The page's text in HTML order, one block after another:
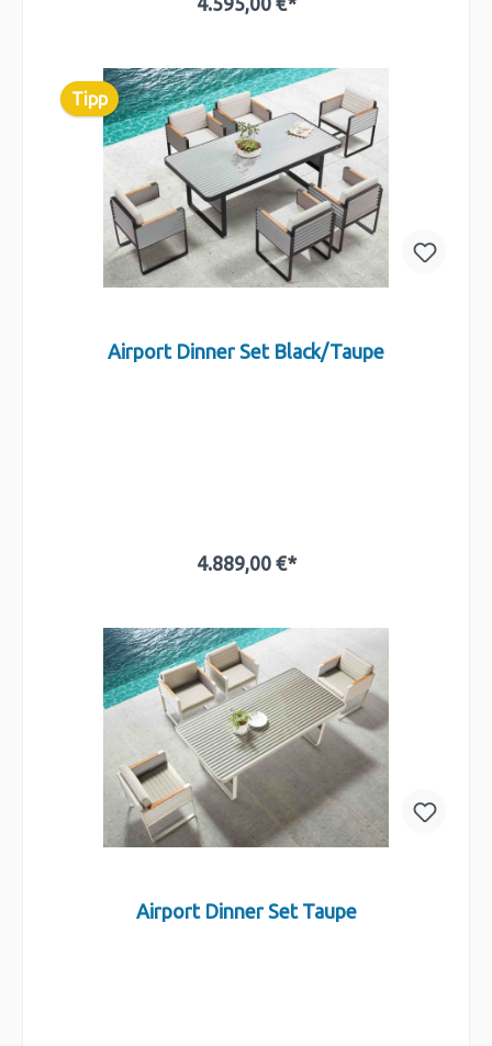
Tipp
Airport Dinner Set Black/Taupe
4.889,00 €*
Airport Dinner Set Taupe